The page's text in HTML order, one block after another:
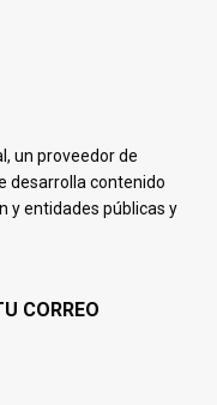
un proveedor de
desarrolla contenido
y entidades públicas y
CORREO